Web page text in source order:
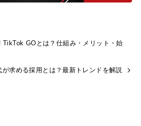
TikTok GOとは？仕組み・メリット・始
が求める採用とは？最新トレンドを解説